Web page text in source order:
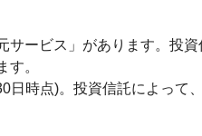
サービス」があります。投
す。
日時点)。投資信託によって